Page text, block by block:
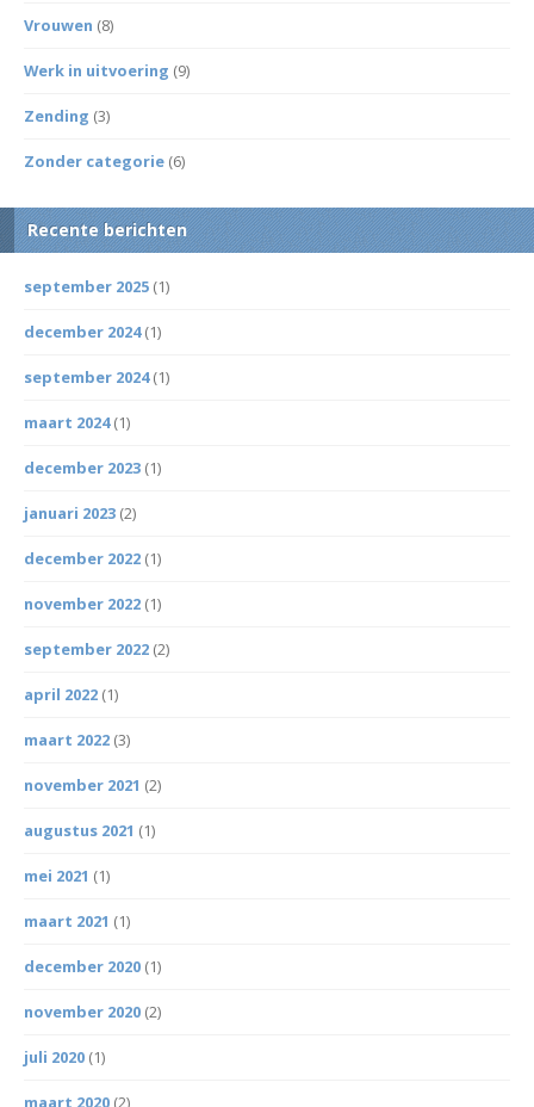
Vrouwen (8)
Werk in uitvoering (9)
Zending (3)
Zonder categorie (6)
Recente berichten
september 2025 (1)
december 2024(1)
september 2024(1)
maart 2024(1)
december 2023 (1)
januari 2023 (2)
december 2022 (1)
november 2022 (1)
september 2022 (2)
april 2022 (1)
maart 2022 (3)
november 2021 (2)
augustus 2021 (1)
mei 2021 (1)
maart 2021 (1)
december 2020 (1)
november 2020 (2)
juli 2020 (1)